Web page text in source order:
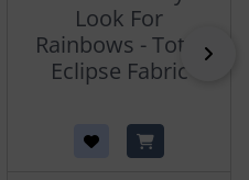
Look For
Rainbows - Total
Eclipse Fabric